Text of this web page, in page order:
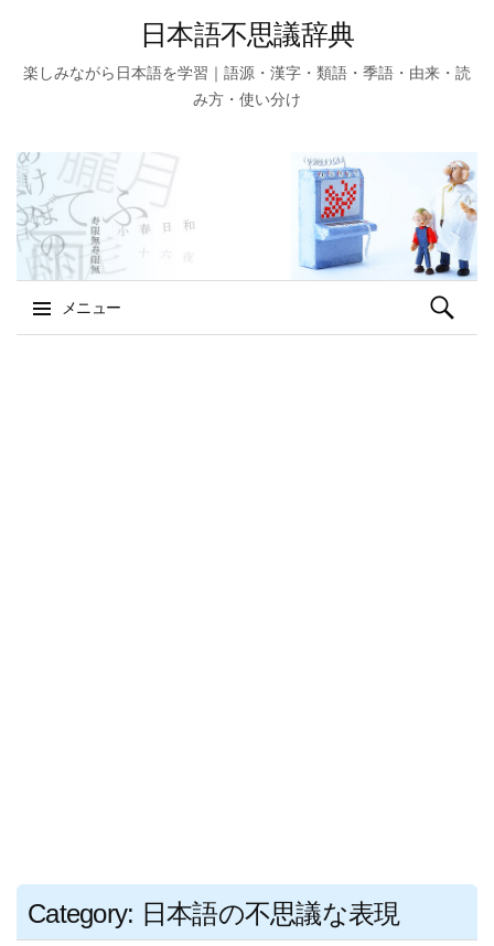
日本語不思議辞典
楽しみながら日本語を学習｜語源・漢字・類語・季語・由来・読
み方・使い分け
メニュー
検
索:
Category: 日本語の不思議な表現